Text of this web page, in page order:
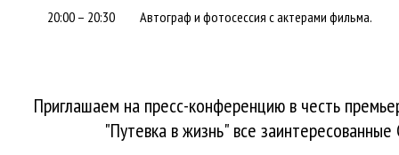
20:00 – 20:30 Автограф и фотосессия с актерами фильма.
Приглашаем на пресс-конференцию в честь
"Путевка в жизнь" все